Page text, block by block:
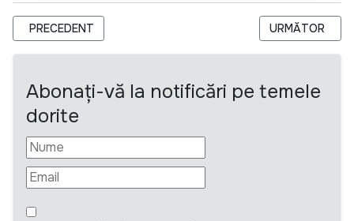
ARTICOL PRECEDENT: HELPAGE INTERNATIONAL
PRECEDENT ARTICOLUL
URMĂTOR
Abonați-vă la notificări pe temele
dorite